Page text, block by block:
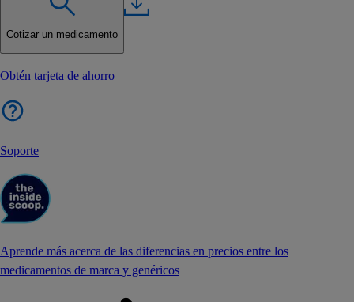
Cotizar un medicamento
Obtén tarjeta de ahorro
Soporte
Aprende más acerca de las diferencias en precios entre los
medicamentos de marca y genéricos